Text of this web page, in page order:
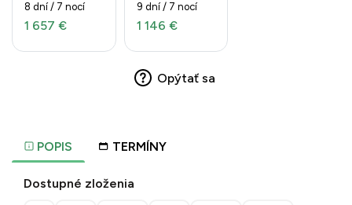
POPIS TERMÍNY
Dostupné zloženia
8 dní / 7 nocí
1 657 €
9 dní / 7 nocí
1 146 €
Opýtať sa